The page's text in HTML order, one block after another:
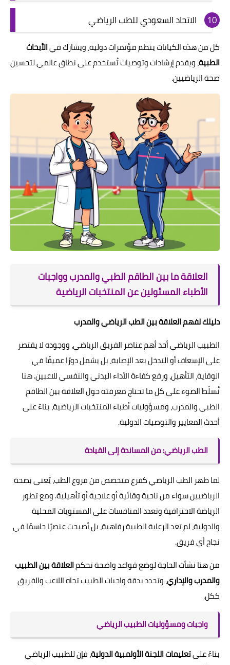
الاتحاد السعودي للطب الرياضي
كل من هذه الكيانات ينظم مؤتمرات دولية، ويشارك فيالأبحاث
الطبية، ويقدم إرشادات وتوصيات تُستخدم على نطاق عالمي لتحسين
صحة الرياضيين.
العلاقة ما بين الطاقم الطبي والمدرب وواجبات
الأطباء المسئولين عن المنتخبات الرياضية
دليلك لفهم العلاقة بين الطب الرياضي والمدرب
الطبيب الرياضي أحد أهم عناصر الفريق الرياضي، ووجوده لا يقتصر
على الإسعاف أو التدخل بعد الإصابة، بل يشمل دورًا عميقًا في
الوقاية، التأهيل، ورفع كفاءة الأداء البدني والنفسي للاعبين. هنا
نُسلّط الضوء على كل ما تحتاج معرفته حول العلاقة بين الطاقم
الطبي والمدرب، ومسؤوليات أطباء المنتخبات الرياضية، بناءً على
أحدث المعايير والتوصيات الدولية.
الطب الرياضي: من المساندة إلى القيادة
لما ظهر الطب الرياضي كفرع متخصص من فروع الطب، يُعنى بصحة
الرياضيين سواء من ناحية وقائية أو علاجية أو تأهيلية. ومع تطور
الرياضة الاحترافية وتعدد المنافسات على المستويات المحلية
والدولية، لم تعد الرعاية الطبية رفاهية، بل أصبحت عنصرًا حاسمًا في
نجاح أي فريق.
من هنا نشأت الحاجة لوضع قواعد واضحة تحكمالعلاقة بين الطبيب
والمدرب والإداري، وتحدد بدقة واجبات الطبيب تجاه اللاعب والفريق
ككل.
واجبات ومسؤوليات الطبيب الرياضي
بناءً علىتعليمات اللجنة الأولمبية الدولية، فإن للطبيب الرياضي